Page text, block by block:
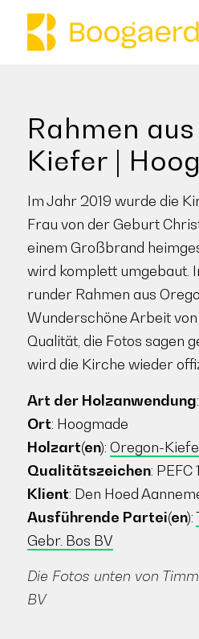
Rahmen
Kiefer |
Im Jahr 2019 wurde die
Frau von der Geburt
einem Großbrand
wird komplett umgebaut.
runder Rahmen aus
Wunderschöne Arbeit
Qualität, die Fotos sagen
wird die Kirche wieder
Art der Holzanwendung
Ort: Hoogmade
Holzart(en): Oregon-
Qualitätszeichen: PEFC
Klient: Den Hoed
Ausführende Partei(en):
Gebr. Bos BV
Die Fotos unten von
BV